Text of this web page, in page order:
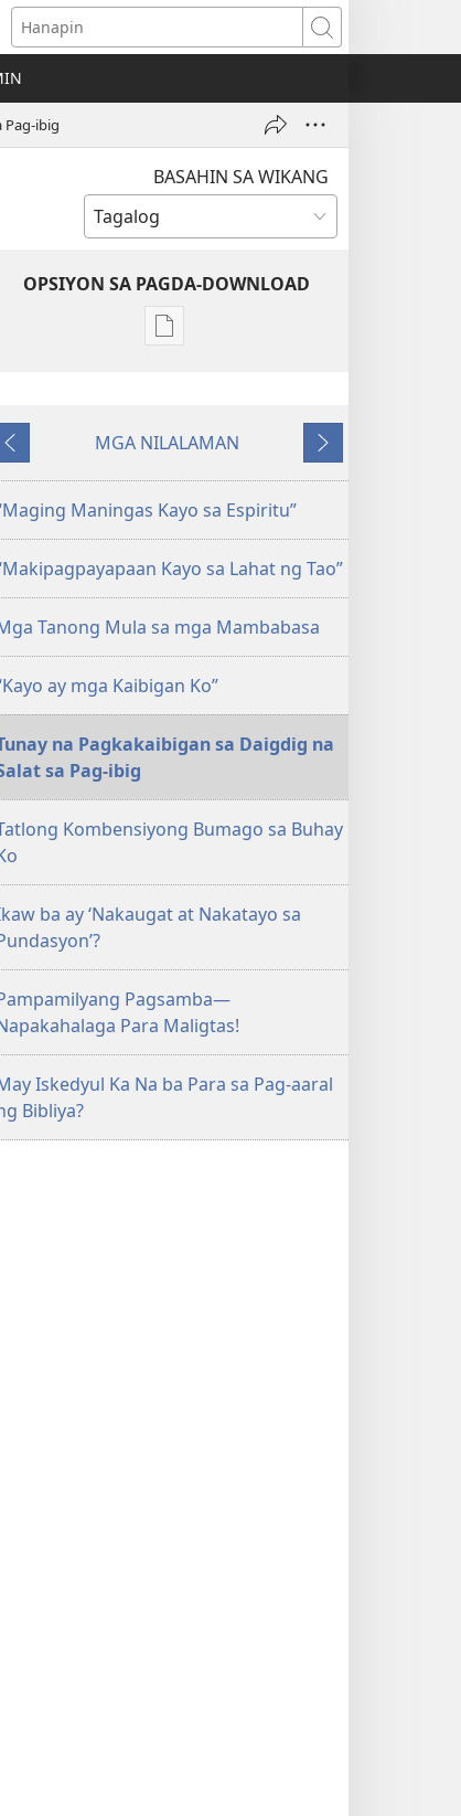
Hanapin
Pag-ibig
BASAHIN SA WIKANG
OPSIYON SA PAGDA-DOWNLOAD
Opsiyon
ng
ANG
BANTAYAN
EDISYON
PARA
SA
PAG-
AARAL
Oktubre 2009
Nauna
MGA NILALAMAN
Susunod
Maningas Kayo sa Espiritu”
Kayo sa Lahat ng Tao”
Tanong Mula sa mga Mambabasa
ay mga Kaibigan Ko”
na Pagkakaibigan sa Daigdig na
sa Pag-ibig
Kombensiyong Bumago sa Buhay
ba ay ‘Nakaugat at Nakatayo sa
Pagsamba—
Para Maligtas!
Iskedyul Ka Na ba Para sa Pag-aaral
Bibliya?